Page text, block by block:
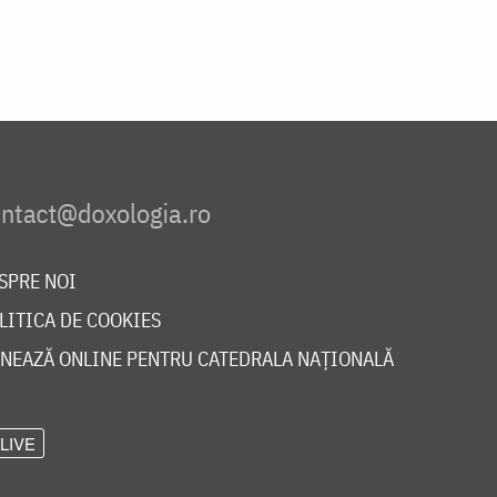
NOI
DE COOKIES
ONLINE PENTRU CATEDRALA NAȚIONALĂ
LIVE